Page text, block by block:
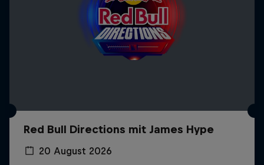
Red Bull Directions mit James Hype
20 August 2026